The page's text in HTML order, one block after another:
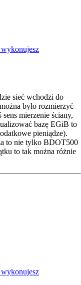
sieć wchodzi do
było rozmierzyć
mierzenie ściany,
bazę EGiB to
pieniądze).
to nie tylko BDOT500
to tak można różnie